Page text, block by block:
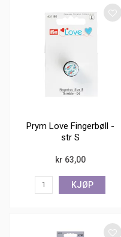
Prym Love Fingerbøll -
str S
kr 63,00
KJØP